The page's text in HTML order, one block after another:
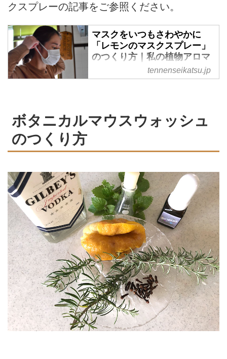
クスプレーの記事をご参照ください。
マスクをいつもさわやかに
「レモンのマスクスプレー」
のつくり方｜私の植物アロマ
レモンの皮のティンクチャーを使
ったマスクスプレーのつくり方を
営している末吉真由美さんに教え
tennenseikatsu.jp
ボタニカルマウスウォッシュ
のつくり方